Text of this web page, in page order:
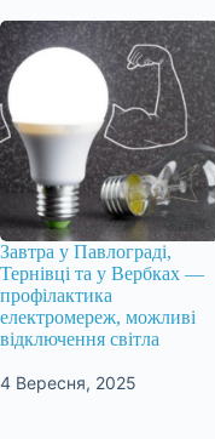
Завтра у Павлограді,
Тернівці та у Вербках —
профілактика
електромереж, можливі
відключення світла
4 Вересня, 2025